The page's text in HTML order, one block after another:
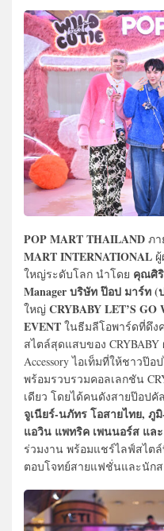
POP MART THAILAND ภา
MART INTERNATIONAL
ใหญ่ระดับโลก นำโดย คุณศิริ
Manager บริษัท ป๊อป มาร์ท (
ใหญ่ CRYBABY LET’S
EVENT ในธีมลีโอพาร์ดที่ดึง
สไตล์สุดแสบของ
Accessory ไอเท็มที่ให้ชาวป๊
พร้อมรวบรวมคอลเลกชัน
เดียว โดยได้คนดังสายป๊อป
จูเนียร์-นภัทร โอสายไทย, ภู
แอวิน แพทริค เพนนอร์ส แล
ร่วมงาน พร้อมแชร์ไลฟ์สไต
ตอบโจทย์สายแฟชั่นและนักส